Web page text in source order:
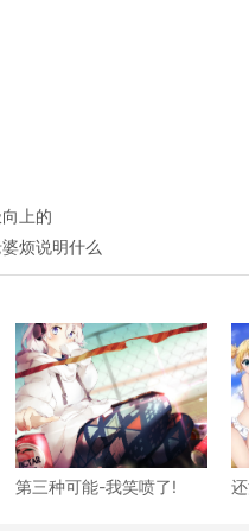
上的
烦说明什么
第三种可能-我笑喷了!